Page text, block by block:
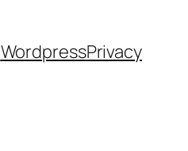
WordpressPrivacy